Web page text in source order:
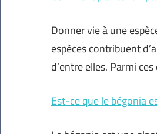
Donner vie à une
espèces contribuent
d’entre elles. Parmi
Est-ce que le bégonia